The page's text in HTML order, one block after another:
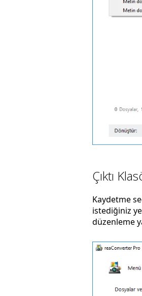
Çıktı
Kaydetme
istediğiniz
düzenleme